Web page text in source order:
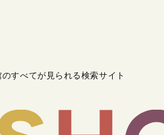
すべてが見られる検索サイト